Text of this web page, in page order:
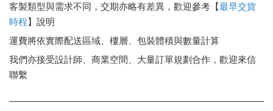
客製類型與需求不同，交期亦略有差異，歡迎參考【最早交貨
時程】說明
運費將依實際配送區域、樓層、包裝體積與數量計算
我們亦接受設計師、商業空間、大量訂單規劃合作，歡迎來信
聯繫